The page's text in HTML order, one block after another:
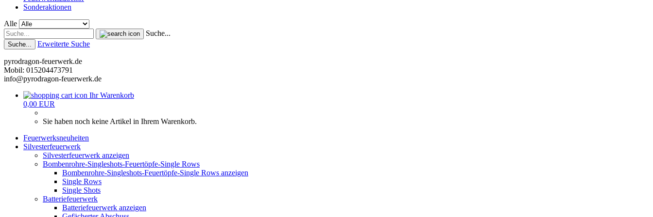
Sonderaktionen
Alle
Suche...
Suche... Erweiterte Suche
pyrodragon-feuerwerk.de
Mobil: 015204473791
info@pyrodragon-feuerwerk.de
Ihr Warenkorb
0,00 EUR
Sie haben noch keine Artikel in Ihrem Warenkorb.
Feuerwerksneuheiten
Silvesterfeuerwerk
Silvesterfeuerwerk anzeigen
Bombenrohre-Singleshots-Feuertöpfe-Single Rows
Bombenrohre-Singleshots-Feuertöpfe-Single Rows anzeigen
Single Rows
Single Shots
Batteriefeuerwerk
Batteriefeuerwerk anzeigen